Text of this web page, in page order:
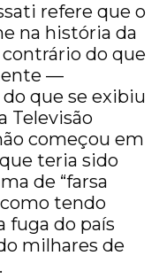
refere que o
na história da
contrário do que
—
que se exibiu
Televisão
começou em
teria sido
de “farsa
tendo
fuga do país
milhares de